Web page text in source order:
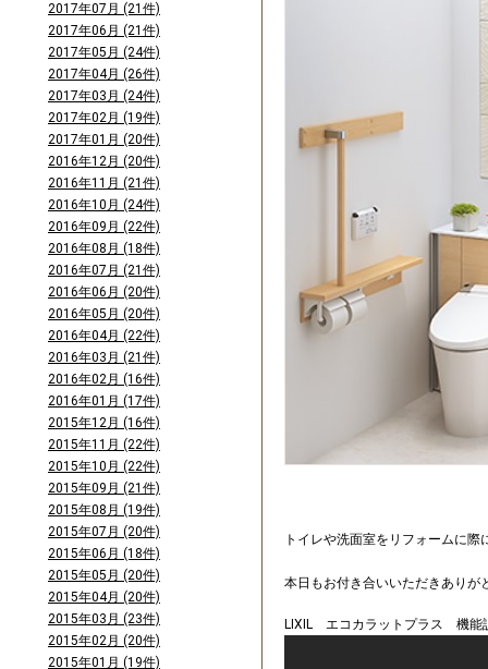
トイレや洗面室をリフォームに
本日もお付き合いいただきありが
LIXIL エコカラットプラス 機能
2017年07月 (21件)
2017年06月 (21件)
2017年05月 (24件)
2017年04月 (26件)
2017年03月 (24件)
2017年02月 (19件)
2017年01月 (20件)
2016年12月 (20件)
2016年11月 (21件)
2016年10月 (24件)
2016年09月 (22件)
2016年08月 (18件)
2016年07月 (21件)
2016年06月 (20件)
2016年05月 (20件)
2016年04月 (22件)
2016年03月 (21件)
2016年02月 (16件)
2016年01月 (17件)
2015年12月 (16件)
2015年11月 (22件)
2015年10月 (22件)
2015年09月 (21件)
2015年08月 (19件)
2015年07月 (20件)
2015年06月 (18件)
2015年05月 (20件)
2015年04月 (20件)
2015年03月 (23件)
2015年02月 (20件)
2015年01月 (19件)